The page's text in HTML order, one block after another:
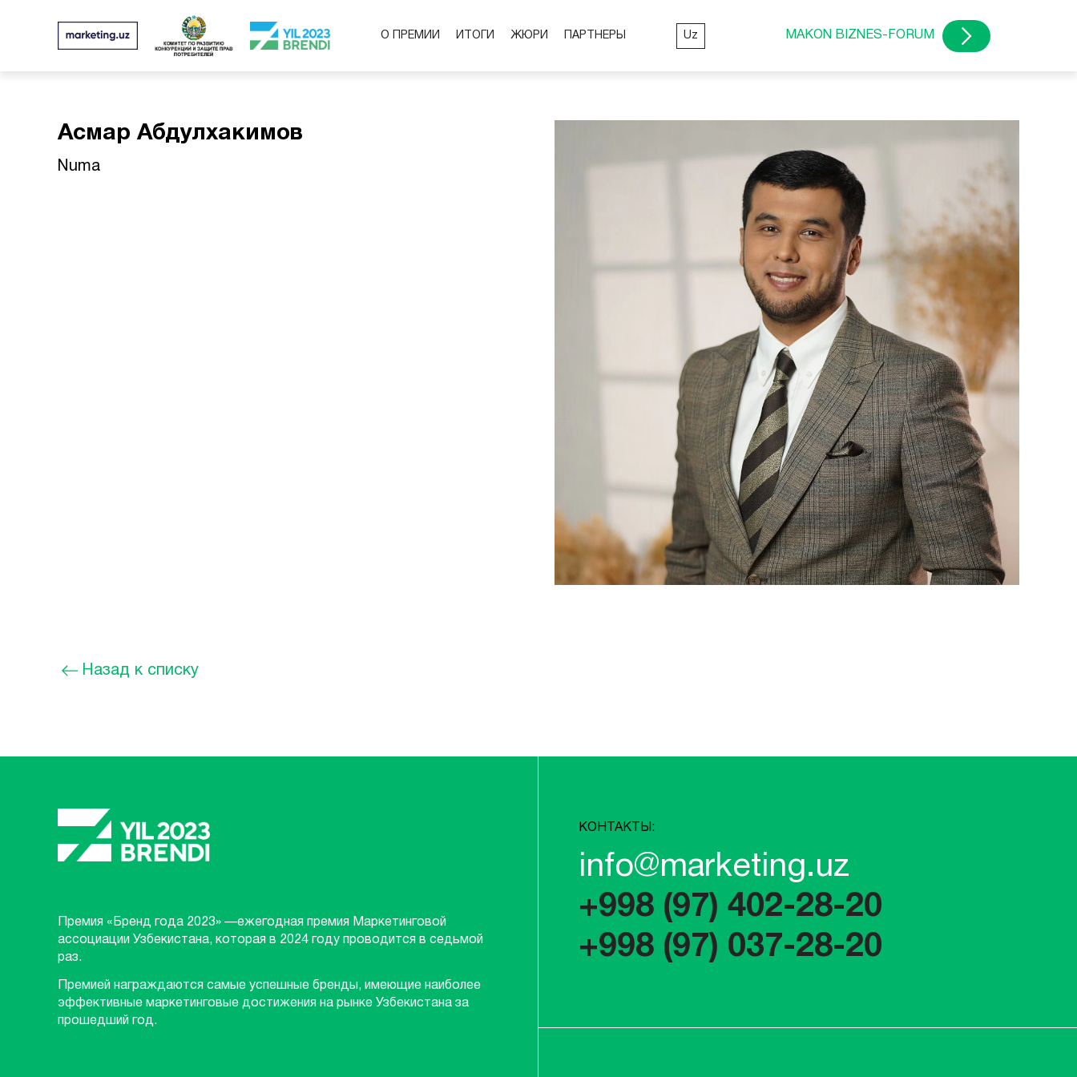
О ПРЕМИИ ИТОГИ ЖЮРИ ПАРТНЕРЫ Uz MAKON BIZNES-FORUM
Асмар Абдулхакимов
Numa
Назад к списку
Премия «Бренд года 2023» —ежегодная премия Маркетинговой
ассоциации Узбекистана, которая в 2024 году проводится в седьмой
раз.
Премией награждаются самые успешные бренды, имеющие наиболее
эффективные маркетинговые достижения на рынке Узбекистана за
прошедший год.
КОНТАКТЫ:
info@marketing.uz
+998 (97) 402-28-20
+998 (97) 037-28-20